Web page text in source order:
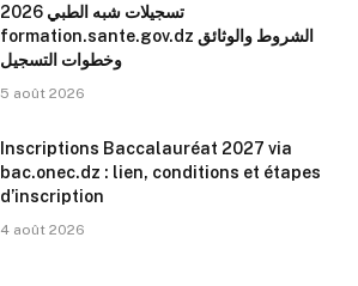
تسجيلات شبه الطبي 2026
formation.sante.gov.dz الشروط والوثائق
وخطوات التسجيل
5 août 2026
Inscriptions Baccalauréat 2027 via
bac.onec.dz : lien, conditions et étapes
d’inscription
4 août 2026